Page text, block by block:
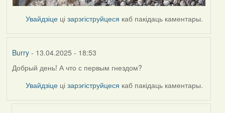
Увайдзіце цізарэгіструйцеся каб пакідаць каментары.
Burry- 13.04.2025 - 18:53
Добрый день! А что с первым гнездом?
Увайдзіце цізарэгіструйцеся каб пакідаць каментары.